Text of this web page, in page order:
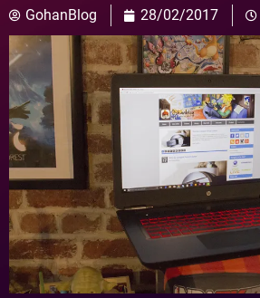
GohanBlog 28/02/2017